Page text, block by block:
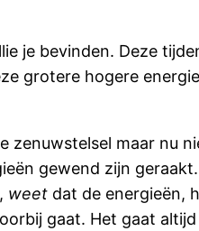
je bevinden. Deze
grotere hogere
maar nu
gewend zijn
, weet dat de energieën,
gaat. Het gaat